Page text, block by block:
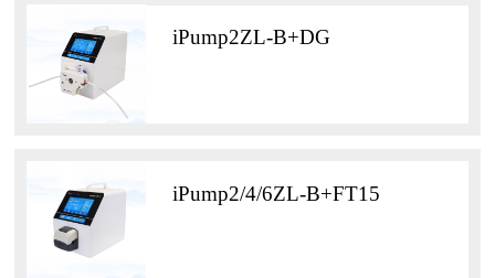
iPump2ZL-B+DG
iPump2/4/6ZL-B+FT15